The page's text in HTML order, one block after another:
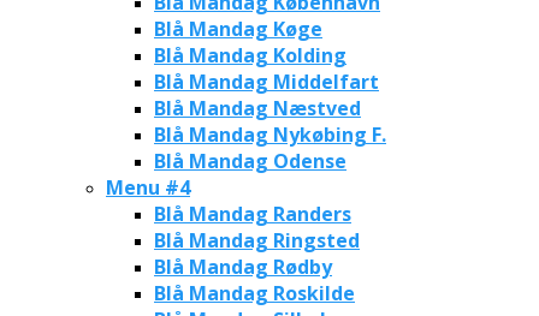
Blå Mandag Køge
Blå Mandag Kolding
Blå Mandag Middelfart
Blå Mandag Næstved
Blå Mandag Nykøbing F.
Blå Mandag Odense
Menu #4
Blå Mandag Randers
Blå Mandag Ringsted
Blå Mandag Rødby
Blå Mandag Roskilde